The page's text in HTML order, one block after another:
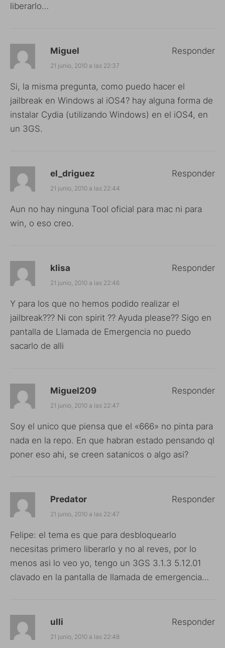
liberarlo…
Miguel
21 junio, 2010 a las 22:37
Si, la misma pregunta, como puedo hacer el
jailbreak en Windows al iOS4? hay alguna forma de
instalar Cydia (utilizando Windows) en el iOS4, en
un 3GS.
Responder
el_driguez
21 junio, 2010 a las 22:44
Aun no hay ninguna Tool oficial para mac ni para
win, o eso creo.
Responder
klisa
21 junio, 2010 a las 22:46
Y para los que no hemos podido realizar el
jailbreak??? Ni con spirit ?? Ayuda please?? Sigo en
pantalla de Llamada de Emergencia no puedo
sacarlo de alli
Responder
Miguel209
21 junio, 2010 a las 22:47
Soy el unico que piensa que el «666» no pinta para
nada en la repo. En que habran estado pensando ql
poner eso ahi, se creen satanicos o algo asi?
Responder
Predator
21 junio, 2010 a las 22:47
Felipe: el tema es que para desbloquearlo
necesitas primero liberarlo y no al reves, por lo
menos asi lo veo yo, tengo un 3GS 3.1.3 5.12.01
clavado en la pantalla de llamada de emergencia…
Responder
ulli
21 junio, 2010 a las 22:48
Responder